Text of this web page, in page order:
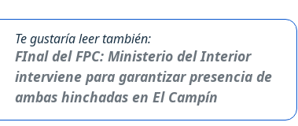
Te gustaría leer también:
FInal del FPC: Ministerio del Interior
interviene para garantizar presencia de
ambas hinchadas en El Campín